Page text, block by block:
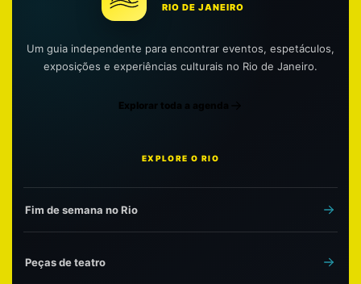
RIO DE JANEIRO
Um guia independente para encontrar eventos, espetáculos,
exposições e experiências culturais no Rio de Janeiro.
Explorar toda a agenda
EXPLORE O RIO
Fim de semana no Rio
Peças de teatro